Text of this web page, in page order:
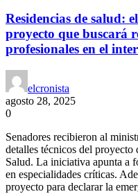
Residencias de salud:
proyecto que buscará
profesionales en el
elcronista
agosto 28, 2025
0
Senadores recibieron al
detalles técnicos del proyecto
Salud. La iniciativa apunta a
en especialidades críticas.
proyecto para declarar la